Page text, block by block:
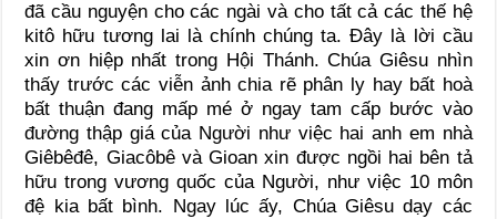
đã cầu nguyện cho các ngài và cho tất cả các thế hệ
kitô hữu tương lai là chính chúng ta. Đây là lời cầu
xin ơn hiệp nhất trong Hội Thánh. Chúa Giêsu nhìn
thấy trước các viễn ảnh chia rẽ phân ly hay bất hoà
bất thuận đang mấp mé ở ngay tam cấp bước vào
đường thập giá của Người như việc hai anh em nhà
Giêbêđê, Giacôbê và Gioan xin được ngồi hai bên tả
hữu trong vương quốc của Người, như việc 10 môn
đệ kia bất bình. Ngay lúc ấy, Chúa Giêsu dạy các